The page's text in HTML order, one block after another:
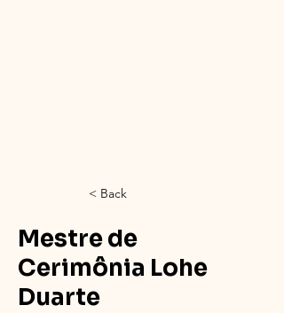
< Back
Mestre de
Cerimônia Lohe
Duarte